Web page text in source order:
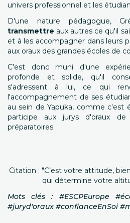
univers professionnel et les
D'une nature pédagogue,
transmettre aux autres ce qu'il
et à les accompagner dans leurs
aux oraux des grandes écoles de
C'est donc muni d'une
profonde et solide, qu'il
s'adressent à lui, ce qui
l'accompagnement de ses
au sein de Yapuka, comme c'est
participe aux jurys d'oraux de
préparatoires.
Citation : "C’est votre attitude,
qui détermine votre
Mots clés : #ESCPEurope
#juryd'oraux #confianceEnSoi